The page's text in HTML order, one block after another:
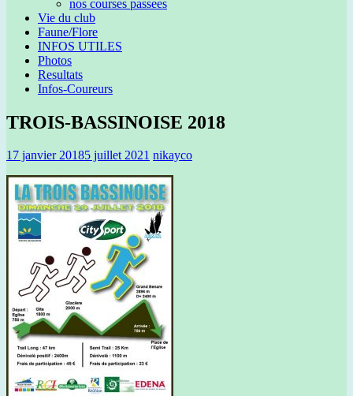
nos courses passees
Vie du club
Faune/Flore
INFOS UTILES
Photos
Resultats
Infos-Coureurs
TROIS-BASSINOISE 2018
17 janvier 20185 juillet 2021 nikayco